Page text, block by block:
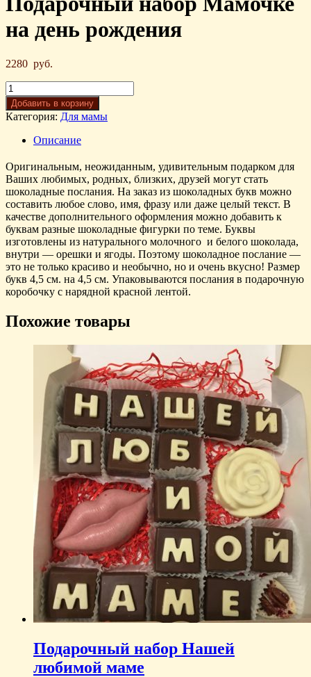
на день рождения
2280 руб.
Добавить в корзину
Категория: Для мамы
Описание
Оригинальным, неожиданным, удивительным подарком для
Ваших любимых, родных, близких, друзей могут стать
шоколадные послания. На заказ из шоколадных букв можно
составить любое слово, имя, фразу или даже целый текст. В
качестве дополнительного оформления можно добавить к
буквам разные шоколадные фигурки по теме. Буквы
изготовлены из натурального молочного и белого шоколада,
внутри — орешки и ягоды. Поэтому шоколадное послание —
это не только красиво и необычно, но и очень вкусно! Размер
букв 4,5 см. на 4,5 см. Упаковываются послания в подарочную
коробочку с нарядной красной лентой.
Похожие товары
Подарочный набор Нашей
любимой маме